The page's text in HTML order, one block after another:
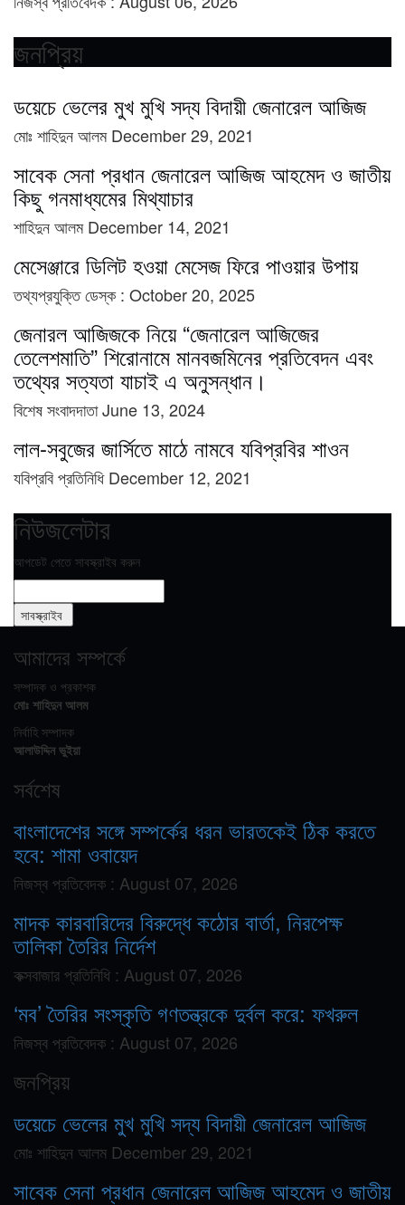
জনপ্রিয়
ডয়েচে ভেলের মুখ মুখি সদ্য বিদায়ী জেনারেল আজিজ
মোঃ শাহিদুন আলমDecember 29, 2021
সাবেক সেনা প্রধান জেনারেল আজিজ আহমেদ ও জাতীয়
কিছু গনমাধ্যমের মিথ্যাচার
শাহিদুন আলমDecember 14, 2021
মেসেঞ্জারে ডিলিট হওয়া মেসেজ ফিরে পাওয়ার উপায়
তথ্যপ্রযুক্তি ডেস্ক : October 20, 2025
জেনারল আজিজকে নিয়ে “জেনারেল আজিজের
তেলেশমাতি” শিরোনামে মানবজমিনের প্রতিবেদন এবং
তথ্যের সত্যতা যাচাই এ অনুসন্ধান।
বিশেষ সংবাদদাতাJune 13, 2024
লাল-সবুজের জার্সিতে মাঠে নামবে যবিপ্রবির শাওন
যবিপ্রবি প্রতিনিধিDecember 12, 2021
নিউজলেটার
আপডেট পেতে সাবস্ক্রাইব করুন
আমাদের সম্পর্কে
সম্পাদক ও প্রকাশক
মোঃ শাহিদুন আলম
নির্বাহি সম্পাদক
আলাউদ্দিন ভুইয়া
সর্বশেষ
বাংলাদেশের সঙ্গে সম্পর্কের ধরন ভারতকেই ঠিক করতে
হবে: শামা ওবায়েদ
নিজস্ব প্রতিবেদক : August 07, 2026
মাদক কারবারিদের বিরুদ্ধে কঠোর বার্তা, নিরপেক্ষ
তালিকা তৈরির নির্দেশ
কক্সবাজার প্রতিনিধি : August 07, 2026
‘মব’ তৈরির সংস্কৃতি গণতন্ত্রকে দুর্বল করে: ফখরুল
নিজস্ব প্রতিবেদক : August 07, 2026
জনপ্রিয়
ডয়েচে ভেলের মুখ মুখি সদ্য বিদায়ী জেনারেল আজিজ
মোঃ শাহিদুন আলম December 29, 2021
সাবেক সেনা প্রধান জেনারেল আজিজ আহমেদ ও জাতীয়